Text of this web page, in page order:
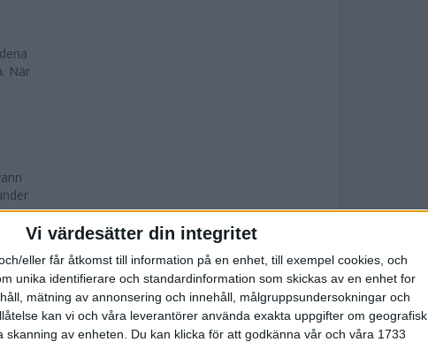
Vi värdesätter din integritet
eller får åtkomst till information på en enhet, till exempel cookies, och
unika identifierare och standardinformation som skickas av en enhet for
mätning av annonsering och innehåll, målgruppsundersokningar och
kan vi och våra leverantörer använda exakta uppgifter om geografisk
skanning av enheten. Du kan klicka för att godkänna vår och våra 1733
När